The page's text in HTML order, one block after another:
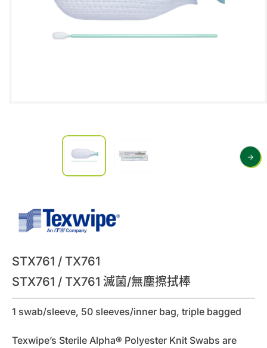
聯絡我們
繁體中文
STX761 / TX761
STX761 / TX761 滅菌/無塵擦拭棒
1 swab/sleeve, 50 sleeves/inner bag, triple bagged
Texwipe’s Sterile Alpha® Polyester Knit Swabs are